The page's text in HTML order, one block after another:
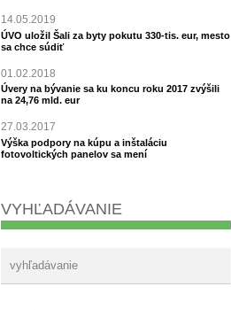
14.05.2019
ÚVO uložil Šali za byty pokutu 330-tis. eur, mesto
sa chce súdiť
01.02.2018
Úvery na bývanie sa ku koncu roku 2017 zvýšili
na 24,76 mld. eur
27.03.2017
Výška podpory na kúpu a inštaláciu
fotovoltických panelov sa mení
VYHĽADÁVANIE